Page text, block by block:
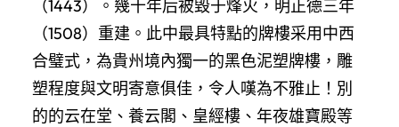
（1443）。幾十年后被毀于烽火，明正德三年
（1508）重建。此中最具特點的牌樓采用中西
合璧式，為貴州境內獨一的黑色泥塑牌樓，雕
塑程度與文明寄意俱佳，令人嘆為不雅止！別
的的云在堂、養云閣、皇經樓、年夜雄寶殿等